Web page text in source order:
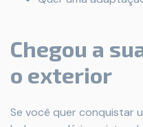
Chegou a
o exterior
Se você quer conquistar